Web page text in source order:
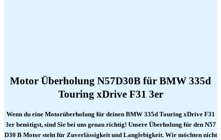
Motor Überholung N57D30B für BMW 335d
Touring xDrive F31 3er
Wenn du eine Motorüberholung für deinen BMW 335d Touring xDrive F31
3er benötigst, sind Sie bei uns genau richtig! Unsere Überholung für den N57
D30 B Motor steht für Zuverlässigkeit und Langlebigkeit. Wir möchten nicht